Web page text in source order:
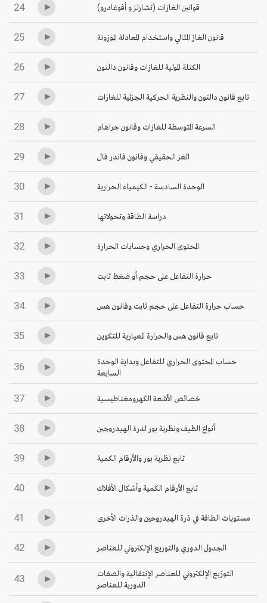
24 قوانين الغازات (تشارلز و أفوغادرو)
25 قانون الغاز المثالي واستخدام المعادلة الموزونة
26 الكتلة المولية للغازات وقانون دالتون
27 تابع قانون دالتون والنظرية الحركية الجزئية للغازات
28 السرعة المتوسطة للغازات وقانون جراهام
29 الغز الحقيقي وقانون فاندر فال
30 الوحدة السادسة - الكيمياء الحرارية
31 دراسة الطاقة وتحولاتها
32 المحتوى الحراري وحسابات الحرارة
33 حرارة التفاعل على حجم أو ضغط ثابت
34 حساب حرارة التفاعل على حجم ثابت وقانون هس
35 تابع قانون هس والحرارة المعيارية للتكوين
36
حساب المحتوى الحراري للتفاعل وبداية الوحدة
السابعة
37 خصائص الأشعة الكهرومغناطيسية
38 أنواع الطيف ونظرية بور لذرة الهيدروجين
39 تابع نظرية بور والأرقام الكمية
40 تابع الأرقام الكمية وأشكال الأفلاك
41 مستويات الطاقة في ذرة الهيدروجين والذرات الأخرى
42 الجدول الدوري والتوزيع الإلكتروني للعناصر
43
التوزيع الإلكتروني للعناصر الإنتقالية والصفات
الدورية للعناصر